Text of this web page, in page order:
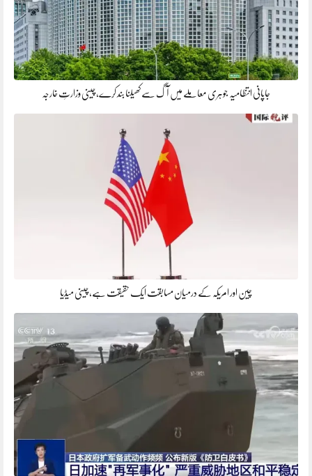
جاپانی انتظامیہ جوہری معاملے میں آگ سے کھیلنا بند کرے، چینی وزارتِ خارجہ
چین اور امریکہ کے درمیان مسابقت ایک حقیقت ہے، چینی میڈیا